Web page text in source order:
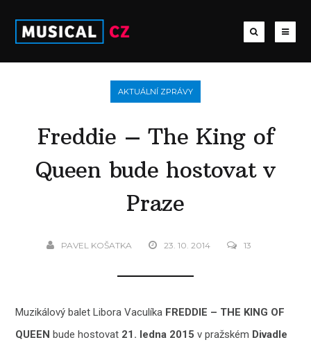
AKTUÁLNÍ ZPRÁVY
Freddie – The King of
Queen bude hostovat v
Praze
PAVEL KOŠATKA 23. 10. 2014 13
Muzikálový balet Libora Vaculíka FREDDIE – THE KING OF
QUEENbude hostovat 21. ledna 2015v pražském Divadle